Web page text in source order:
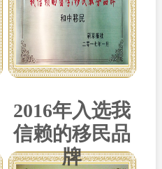
2016年入选我
信赖的移民品
牌